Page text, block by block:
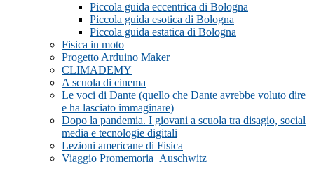
Piccola guida eccentrica di Bologna
Piccola guida esotica di Bologna
Piccola guida estatica di Bologna
Fisica in moto
Progetto Arduino Maker
CLIMADEMY
A scuola di cinema
Le voci di Dante (quello che Dante avrebbe voluto dire
e ha lasciato immaginare)
Dopo la pandemia. I giovani a scuola tra disagio, social
media e tecnologie digitali
Lezioni americane di Fisica
Viaggio Promemoria_Auschwitz